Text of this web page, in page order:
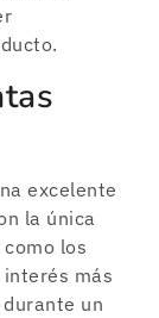
excelente
la única
los
más
un